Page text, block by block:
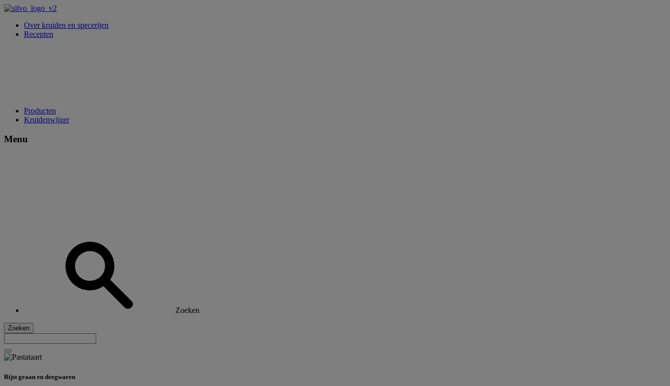
Over kruiden en specerijen
Recepten
Producten
Kruidenwijzer
Menu
Zoeken
Zoeken
Rijst graan en deegwaren